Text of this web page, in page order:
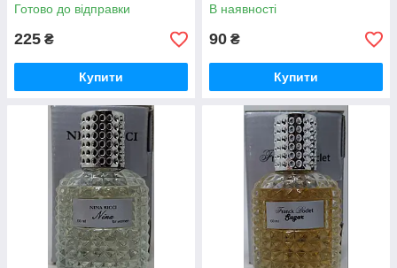
Готово до відправки
225 ₴
Купити
В наявності
90 ₴
Купити